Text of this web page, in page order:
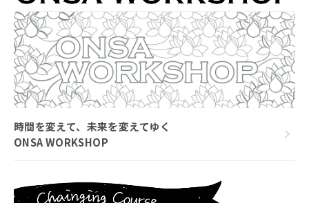
時間を変えて、未来を変えてゆく
ONSA WORKSHOP